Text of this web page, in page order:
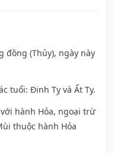
đồng (Thủy), ngày này
tuổi: Đinh Tỵ và Ất Tỵ.
hành Hỏa, ngoại trừ
thuộc hành Hỏa